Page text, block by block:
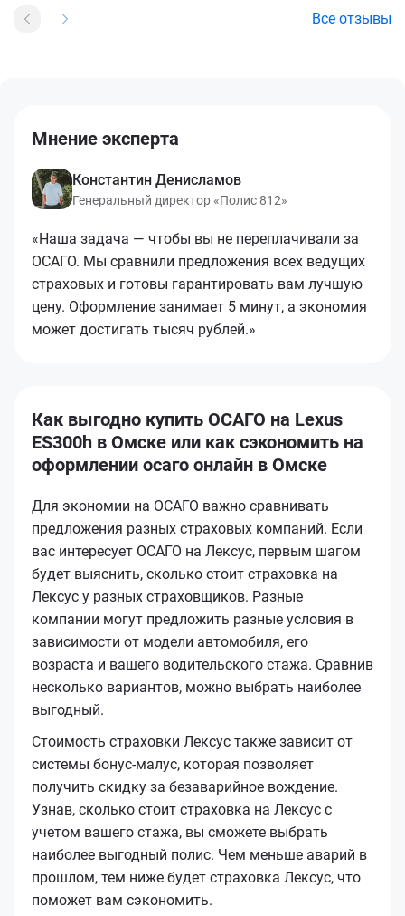
Все отзывы
Мнение эксперта
Константин Денисламов
Генеральный директор «Полис 812»
«Наша задача — чтобы вы не переплачивали за
ОСАГО. Мы сравнили предложения всех ведущих
страховых и готовы гарантировать вам лучшую
цену. Оформление занимает 5 минут, а экономия
может достигать тысяч рублей.»
Как выгодно купить ОСАГО на Lexus
ES300h в Омске или как сэкономить на
оформлении осаго онлайн в Омске
Для экономии на ОСАГО важно сравнивать
предложения разных страховых компаний. Если
вас интересует ОСАГО на Лексус, первым шагом
будет выяснить, сколько стоит страховка на
Лексус у разных страховщиков. Разные
компании могут предложить разные условия в
зависимости от модели автомобиля, его
возраста и вашего водительского стажа. Сравнив
несколько вариантов, можно выбрать наиболее
выгодный.
Стоимость страховки Лексус также зависит от
системы бонус-малус, которая позволяет
получить скидку за безаварийное вождение.
Узнав, сколько стоит страховка на Лексус с
учетом вашего стажа, вы сможете выбрать
наиболее выгодный полис. Чем меньше аварий в
прошлом, тем ниже будет страховка Лексус, что
поможет вам сэкономить.